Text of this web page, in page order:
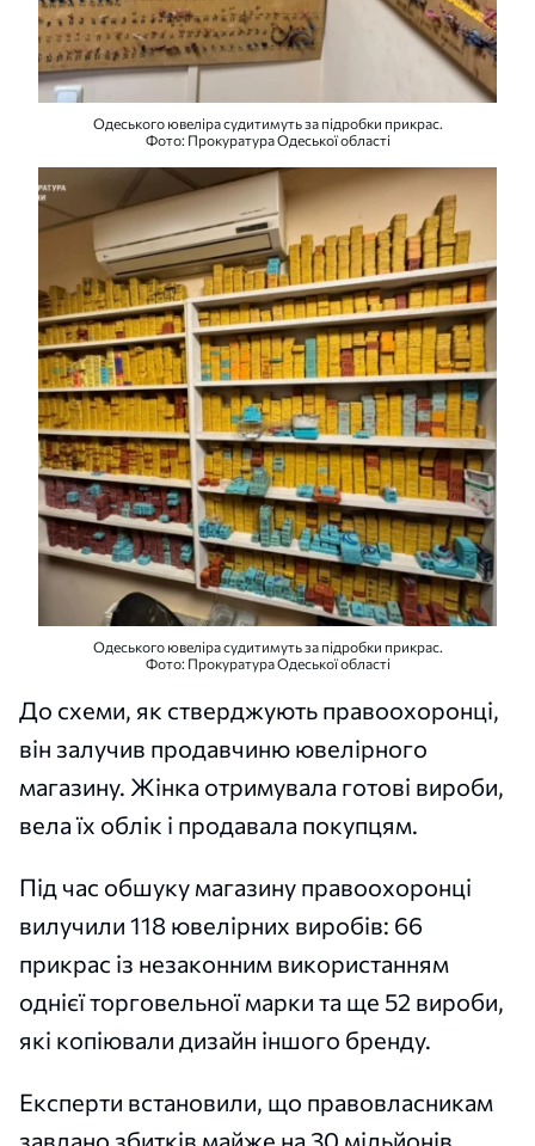
Одеського ювеліра судитимуть за підробки прикрас.
Фото: Прокуратура Одеської області
Одеського ювеліра судитимуть за підробки прикрас.
Фото: Прокуратура Одеської області
До схеми, як стверджують правоохоронці,
він залучив продавчиню ювелірного
магазину. Жінка отримувала готові вироби,
вела їх облік і продавала покупцям.
Під час обшуку магазину правоохоронці
вилучили 118 ювелірних виробів: 66
прикрас із незаконним використанням
однієї торговельної марки та ще 52 вироби,
які копіювали дизайн іншого бренду.
Експерти встановили, що правовласникам
завдано збитків майже на 30 мільйонів